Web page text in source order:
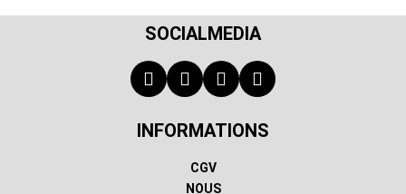
SOCIALMEDIA
INFORMATIONS
CGV
NOUS